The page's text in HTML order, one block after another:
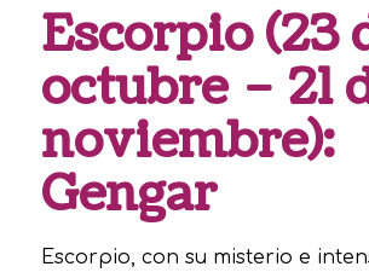
Escorpio (23
octubre – 21
noviembre):
Gengar
Escorpio, con su misterio e